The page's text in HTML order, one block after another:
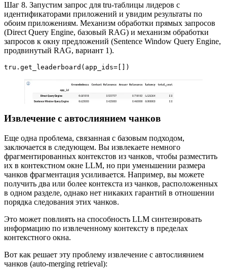
Шаг 8. Запустим запрос для tru-таблицы лидеров с
идентификаторами приложений и увидим результаты по
обоим приложениям. Механизм обработки прямых запросов
(Direct Query Engine, базовый RAG) и механизм обработки
запросов к окну предложений (Sentence Window Query Engine,
продвинутый RAG, вариант 1).
tru.get_leaderboard(app_ids=[])
Извлечение с автослиянием чанков
Еще одна проблема, связанная с базовым подходом,
заключается в следующем. Вы извлекаете немного
фрагментированных контекстов из чанков, чтобы разместить
их в контекстном окне LLM, но при уменьшении размера
чанков фрагментация усиливается. Например, вы можете
получить два или более контекста из чанков, расположенных
в одном разделе, однако нет никаких гарантий в отношении
порядка следования этих чанков.
Это может повлиять на способность LLM синтезировать
информацию по извлеченному контексту в пределах
контекстного окна.
Вот как решает эту проблему извлечение с автослиянием
чанков (auto-merging retrieval):